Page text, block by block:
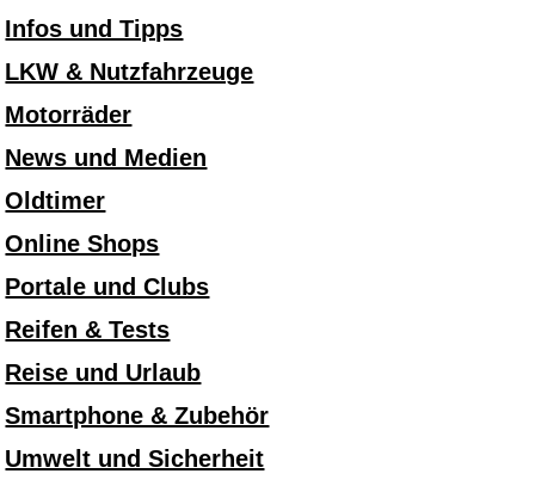
Infos und Tipps
LKW & Nutzfahrzeuge
Motorräder
News und Medien
Oldtimer
Online Shops
Portale und Clubs
Reifen & Tests
Reise und Urlaub
Smartphone & Zubehör
Umwelt und Sicherheit